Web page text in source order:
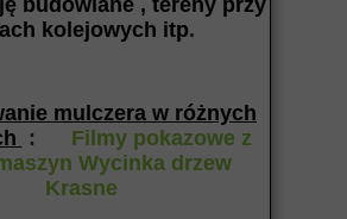
budowlane , tereny przy
kolejowych itp.
mulczera w różnych
:
Filmy pokazowe z
Wycinka drzew
Krasne